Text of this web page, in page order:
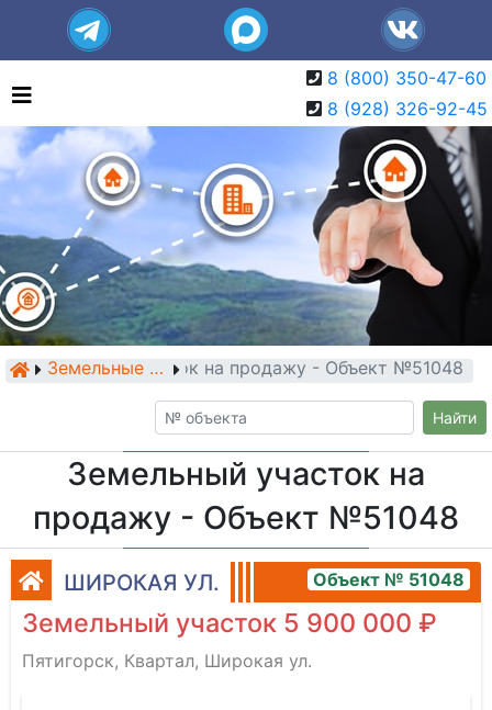
8 (800) 350-47-60
8 (928) 326-92-45
Земельные участки
Земельный участок на продажу - Объект №51048
Найти
Земельный участок на
продажу - Объект №51048
ШИРОКАЯ УЛ. Объект № 51048
Земельный участок 5 900 000 ₽
Пятигорск, Квартал, Широкая ул.